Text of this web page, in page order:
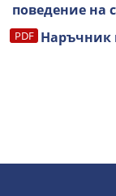
поведение на
Наръчник